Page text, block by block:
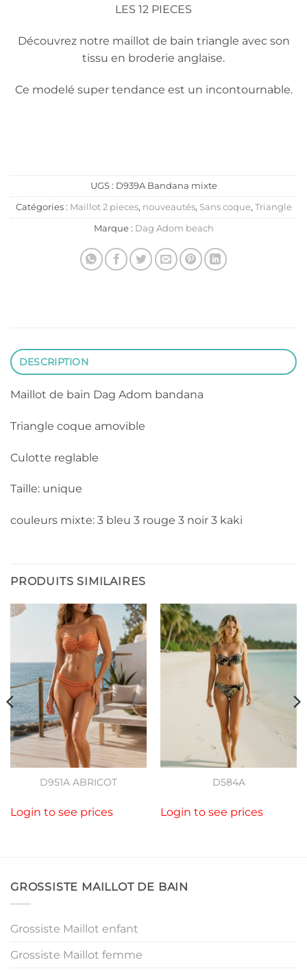
LES 12 PIECES
Découvrez notre maillot de bain triangle avec son
tissu en broderie anglaise.
Ce modelé super tendance est un incontournable.
UGS : D939A Bandana mixte
Catégories : Maillot 2 pieces, nouveautés, Sans coque, Triangle
Marque : Dag Adom beach
DESCRIPTION
Maillot de bain Dag Adom bandana
Triangle coque amovible
Culotte reglable
Taille: unique
couleurs mixte: 3 bleu 3 rouge 3 noir 3 kaki
PRODUITS SIMILAIRES
D951A ABRICOT
Login to see prices
D584A
Login to see prices
GROSSISTE MAILLOT DE BAIN
Grossiste Maillot enfant
Grossiste Maillot femme